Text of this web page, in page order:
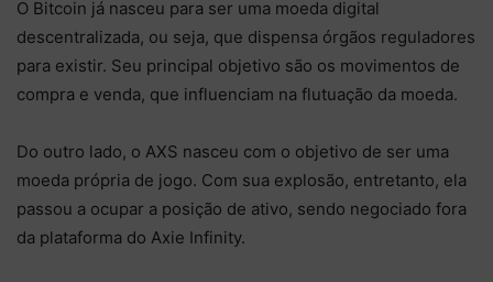
O Bitcoin já nasceu para ser uma moeda digital
descentralizada, ou seja, que dispensa órgãos reguladores
para existir. Seu principal objetivo são os movimentos de
compra e venda, que influenciam na flutuação da moeda.
Do outro lado, o AXS nasceu com o objetivo de ser uma
moeda própria de jogo. Com sua explosão, entretanto, ela
passou a ocupar a posição de ativo, sendo negociado fora
da plataforma do Axie Infinity.